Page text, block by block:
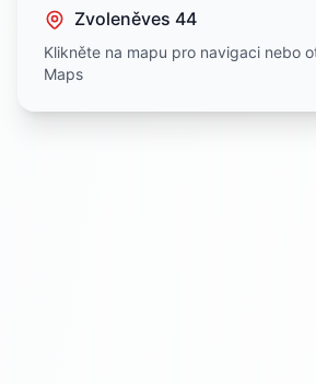
Zvoleněves 44
Klikněte na mapu pro navigaci nebo
Maps